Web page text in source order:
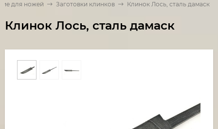
для ножей Заготовки клинков Клинок Лось, сталь дамаск
Клинок Лось, сталь дамаск